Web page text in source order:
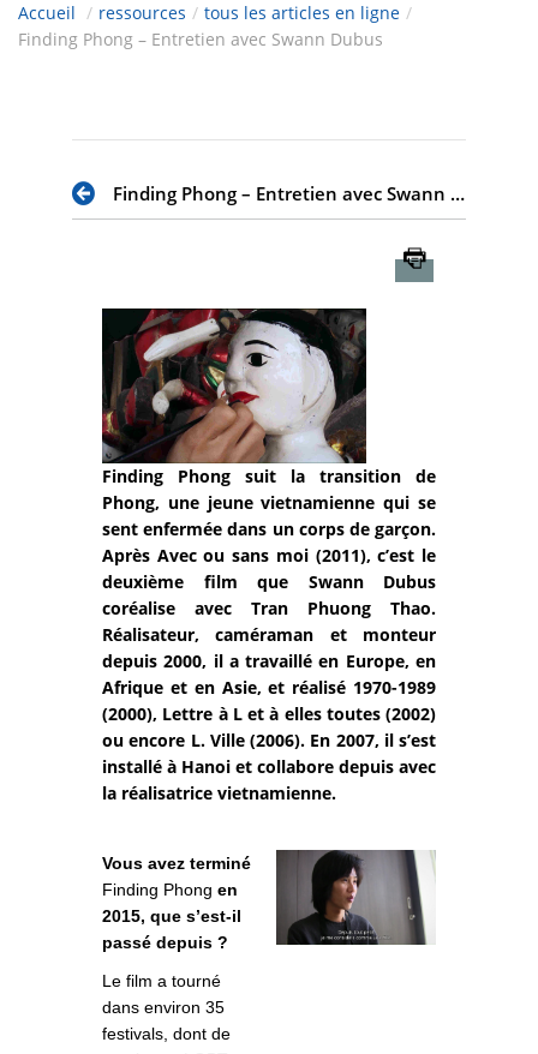
Accueil / ressources / tous les articles en ligne /
Finding Phong – Entretien avec Swann Dubus
Finding Phong – Entretien avec Swann Dubus
Finding Phong suit la transition de
Phong, une jeune vietnamienne qui se
sent enfermée dans un corps de garçon.
Après Avec ou sans moi (2011), c’est le
deuxième film que Swann Dubus
coréalise avec Tran Phuong Thao.
Réalisateur, caméraman et monteur
depuis 2000, il a travaillé en Europe, en
Afrique et en Asie, et réalisé 1970-1989
(2000), Lettre à L et à elles toutes (2002)
ou encore L. Ville (2006). En 2007, il s’est
installé à Hanoi et collabore depuis avec
la réalisatrice vietnamienne.
Vous avez terminé
Finding Phong en
2015, que s’est-il
passé depuis ?
Le film a tourné
dans environ 35
festivals, dont de